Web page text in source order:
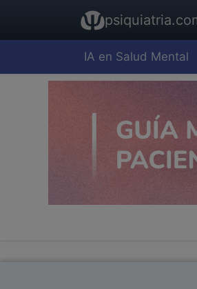
IA en Salud Mental